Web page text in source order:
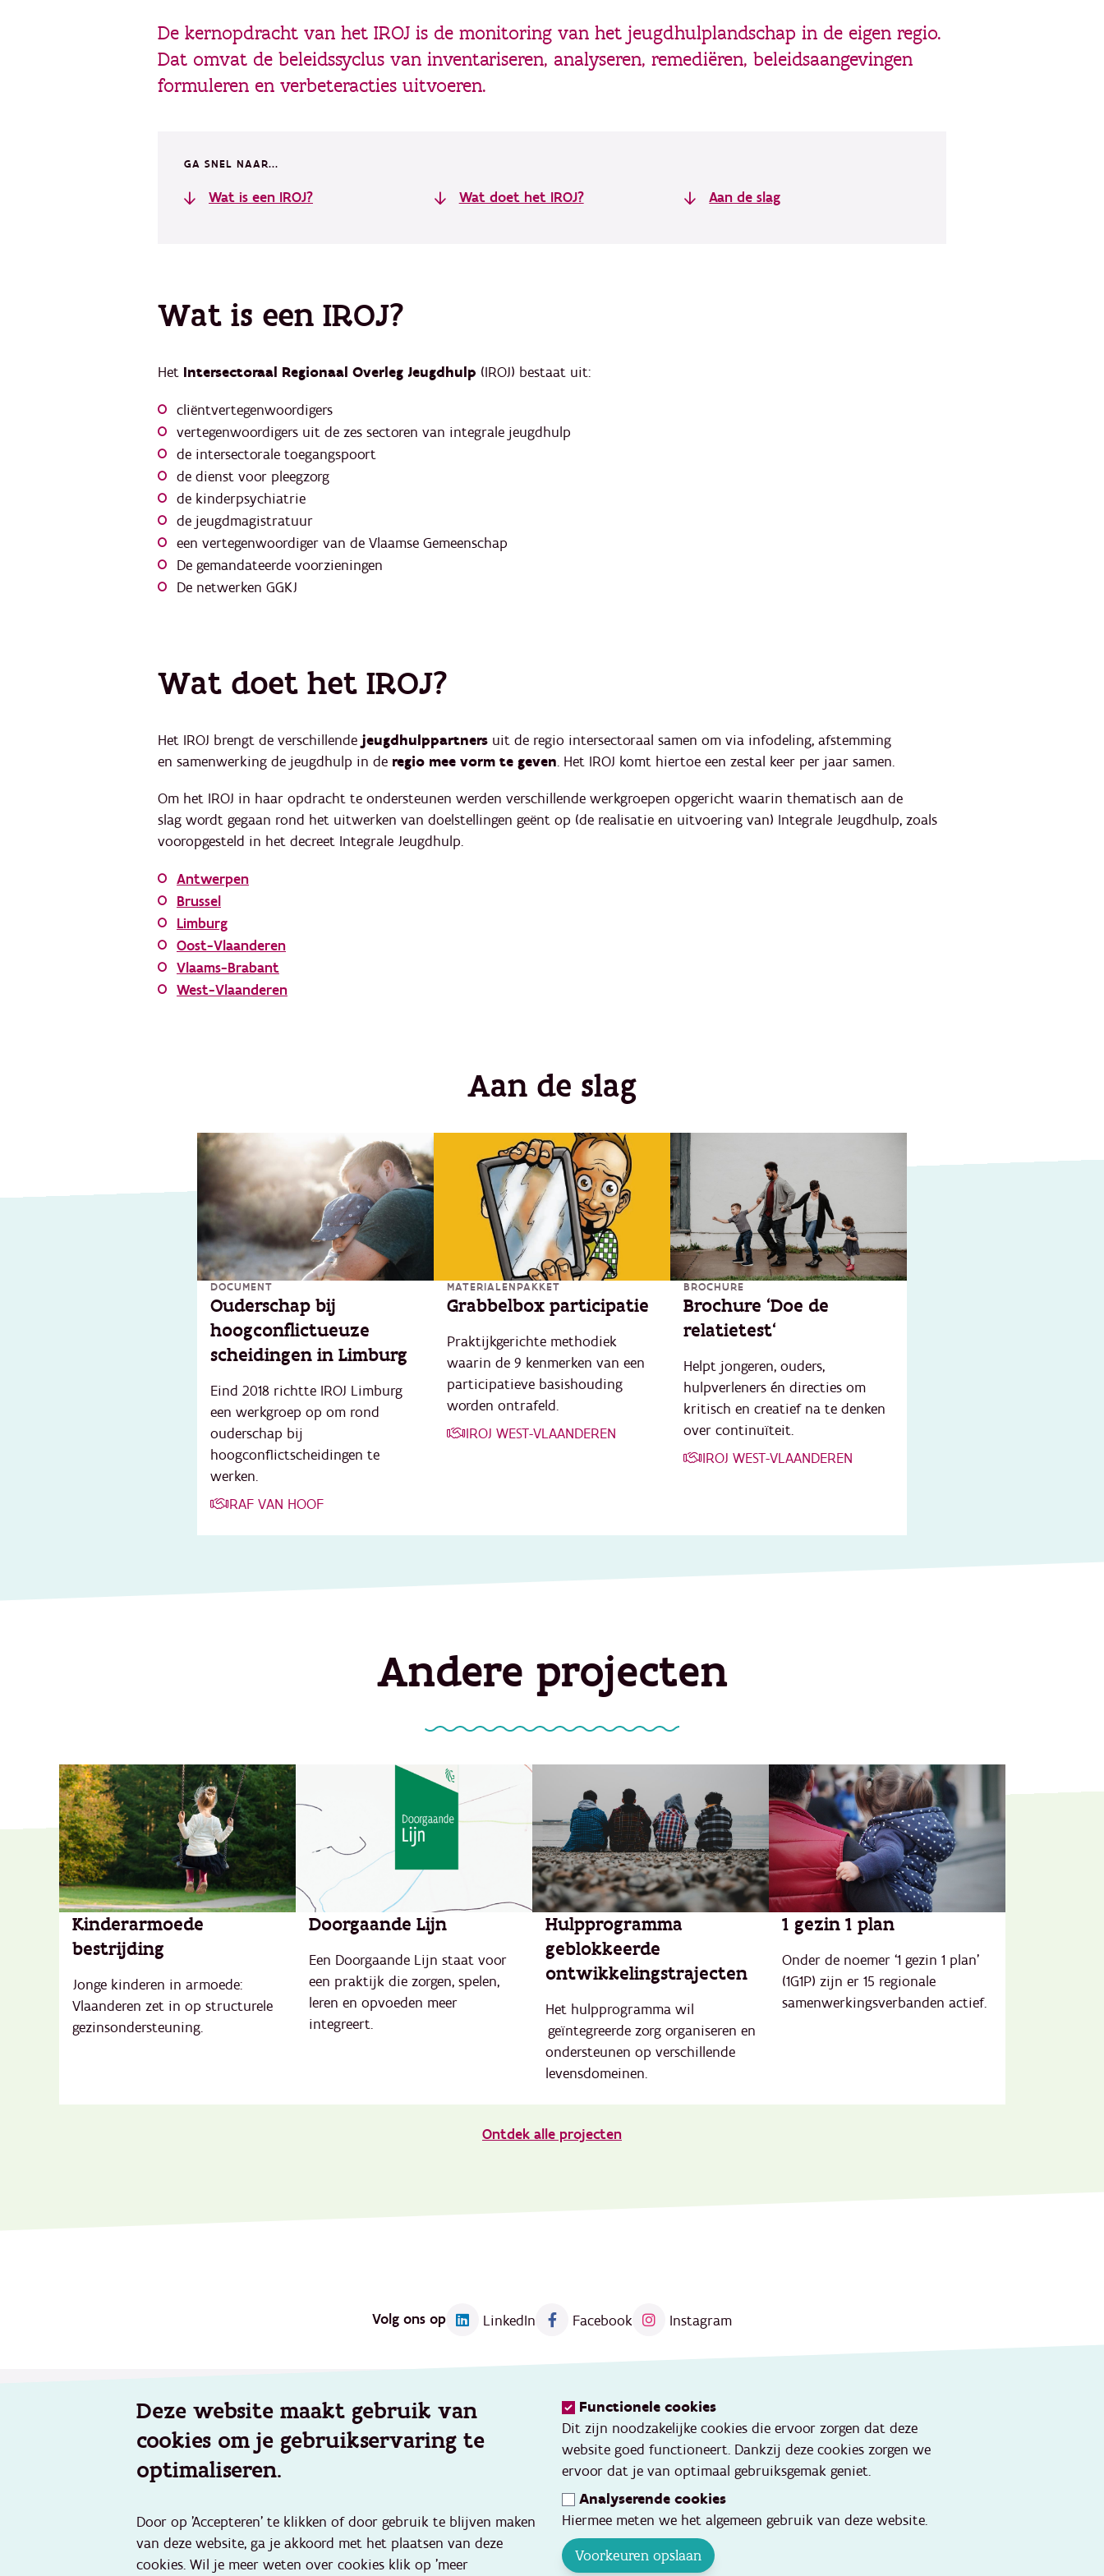
Deze website maakt gebruik van
cookies om je gebruikservaring te
optimaliseren.
Door op 'Accepteren' te klikken of door gebruik te blijven maken
van deze website, ga je akkoord met het plaatsen van deze
cookies. Wil je meer weten over cookies klik op 'meer
Functionele cookies
Dit zijn noodzakelijke cookies die ervoor zorgen dat deze
website goed functioneert. Dankzij deze cookies zorgen we
ervoor dat je van optimaal gebruiksgemak geniet.
Analyserende cookies
Hiermee meten we het algemeen gebruik van deze website.
Voorkeuren opslaan
De kernopdracht van het IROJ is de monitoring van het jeugdhulplandschap in de eigen regio.
Dat omvat de beleidssyclus van inventariseren, analyseren, remediëren, beleidsaangevingen
formuleren en verbeteracties uitvoeren.
GA SNEL NAAR...
Wat is een IROJ? Wat doet het IROJ? Aan de slag
Wat is een IROJ?
Het Intersectoraal Regionaal Overleg Jeugdhulp (IROJ) bestaat uit:
cliëntvertegenwoordigers
vertegenwoordigers uit de zes sectoren van integrale jeugdhulp
de intersectorale toegangspoort
de dienst voor pleegzorg
de kinderpsychiatrie
de jeugdmagistratuur
een vertegenwoordiger van de Vlaamse Gemeenschap
De gemandateerde voorzieningen
De netwerken GGKJ
Wat doet het IROJ?
Het IROJ brengt de verschillendejeugdhulppartners uit de regio intersectoraal samen om via infodeling, afstemming
en samenwerking de jeugdhulp in de regio mee vorm te geven. Het IROJ komt hiertoe een zestal keer per jaar samen.
Om het IROJ in haar opdracht te ondersteunen werden verschillende werkgroepen opgericht waarin thematisch aan de
slag wordt gegaan rond het uitwerken van doelstellingen geënt op (de realisatie en uitvoering van) Integrale Jeugdhulp, zoals
vooropgesteld in het decreet Integrale Jeugdhulp.
Antwerpen
Brussel
Limburg
Oost-Vlaanderen
Vlaams-Brabant
West-Vlaanderen
Aan de slag
DOCUMENT
Ouderschap bij
hoogconflictueuze
scheidingen in Limburg
Eind 2018 richtte IROJ Limburg
een werkgroep op om rond
ouderschap bij
hoogconflictscheidingen te
werken.
RAF VAN HOOF
MATERIALENPAKKET
Grabbelbox participatie
Praktijkgerichte methodiek
waarin de 9 kenmerken van een
participatieve basishouding
worden ontrafeld.
IROJ WEST-VLAANDEREN
BROCHURE
Brochure 'Doe de
relatietest'
Helpt jongeren, ouders,
hulpverleners én directies om
kritisch en creatief na te denken
over continuïteit.
IROJ WEST-VLAANDEREN
Andere projecten
Kinderarmoede
bestrijding
Jonge kinderen in armoede:
Vlaanderen zet in op structurele
gezinsondersteuning.
Doorgaande Lijn
Een Doorgaande Lijn staat voor
een praktijk die zorgen, spelen,
leren en opvoeden meer
integreert.
Hulpprogramma
geblokkeerde
ontwikkelingstrajecten
Het hulpprogramma wil
geïntegreerde zorg organiseren en
ondersteunen op verschillende
levensdomeinen.
1 gezin 1 plan
Onder de noemer ‘1 gezin 1 plan’
(1G1P) zijn er 15 regionale
samenwerkingsverbanden actief.
Ontdek alle projecten
Volg ons op LinkedIn Facebook Instagram
Werken voor Opgroeien
Onze vacatures
Veelgestelde vragen
Wie zijn wij en wat doen wij?
Verhalen van medewerkers
Nieuws en pers
Aanbod
Geïntegreerd werken
Jeugdhulp
Jeugddelinquentie
Buitenschoolse opvang en
Kennis
Thema's
Opleidingen en events
Databank kwaliteitsvolle praktijken
Cijfers en onderzoek
Onze websites
Portaal lokale besturen
Portaal jeugdhulp
Kind en Gezin
OverKop